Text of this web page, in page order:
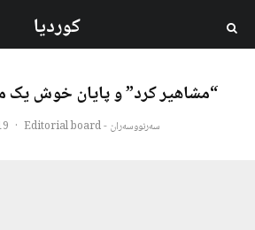
کوردیا
“مشاهیر کرد” و پایان خوش یک
سەرنووسەران - Editorial board ·